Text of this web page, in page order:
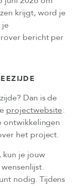
krijgt, word je
bericht per
Dan is de
projectwebsite.
ontwikkelingen
het project.
kun je jouw
nodig. Tijdens